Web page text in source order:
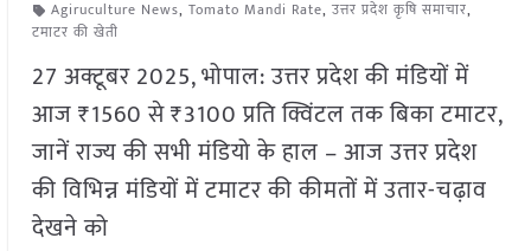
Agiruculture News, Tomato Mandi Rate, उत्तर प्रदेश कृषि समाचार,
टमाटर की खेती
27 अक्टूबर 2025, भोपाल: उत्तर प्रदेश की मंडियों में
आज ₹1560 से ₹3100 प्रति क्विंटल तक बिका टमाटर,
जानें राज्य की सभी मंडियो के हाल – आज उत्तर प्रदेश
की विभिन्न मंडियों में टमाटर की कीमतों में उतार-चढ़ाव
देखने को